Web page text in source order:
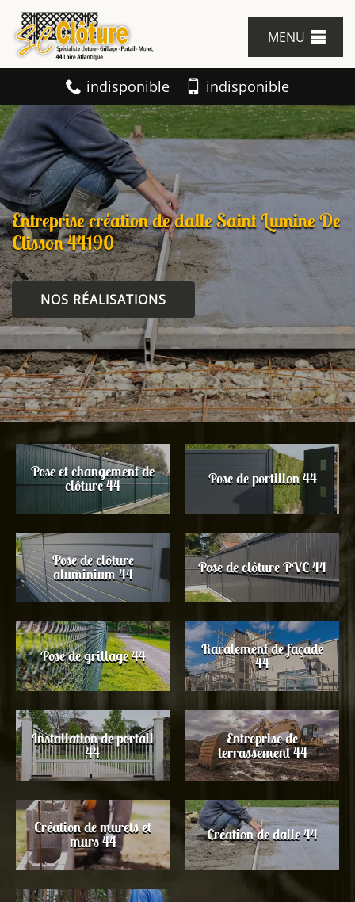
MENU
indisponible indisponible
Entreprise création de dalle Saint Lumine De
Clisson 44190
NOS RÉALISATIONS
Pose et changement de
clôture 44 Pose de portillon 44
Pose de clôture
aluminium 44 Pose de clôture PVC 44
Pose de grillage 44 Ravalement de façade
44
Installation de portail
44
Entreprise de
terrassement 44
Création de murets et
murs 44 Création de dalle 44